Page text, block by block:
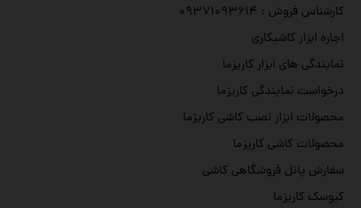
کارشناس فروش : ۰۹۳۷۱۰۹۳۶۱۴
اجاره ابزار کاشیکاری
نمایندگی های ابزار کاریزما
درخواست نمایندگی کاریزما
محصولات ابزار نصب کاشی کاریزما
محصولات کاشی کاریزما
سفارش پانل فروشگاهی کاشی
کیوسک کاریزما